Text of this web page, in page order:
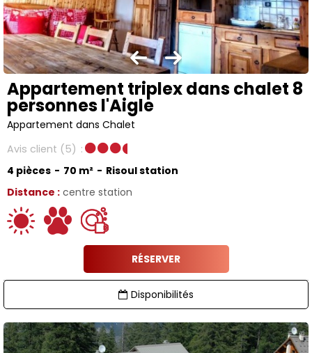
Appartement triplex dans chalet 8
personnes l'Aigle
Appartement dans Chalet
Avis client (5)
Distance : centre station
4 pièces 70 m² Risoul station
RÉSERVER
Disponibilités